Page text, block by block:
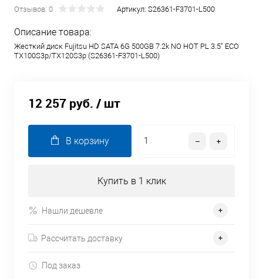
Отзывов: 0 Артикул: S26361-F3701-L500
Описание товара:
Жесткий диск Fujitsu HD SATA 6G 500GB 7.2k NO HOT PL 3.5" ECO
TX100S3p/TX120S3p (S26361-F3701-L500)
12 257 руб. / шт
В корзину
Купить в 1 клик
Нашли дешевле
Рассчитать доставку
Под заказ